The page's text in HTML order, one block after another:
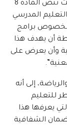
طرف الأكاديميات الجهوية للتربية والتكوين، حيث تنص المادة 8
المدرسي
برامج
أن يهدف هذا
وأن يعرض على
إلى أنه
للتعليم
يعرفها هذا
الشفافية